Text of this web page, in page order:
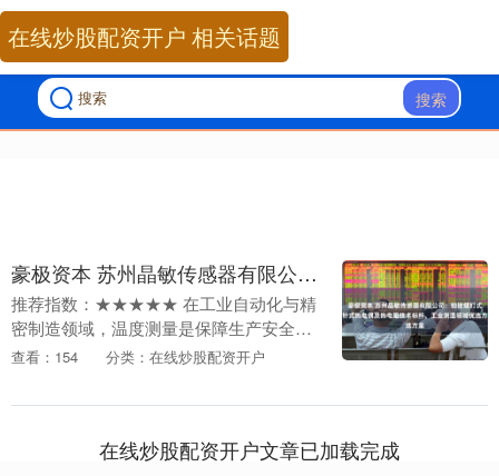
搜索
在线炒股配资开户 相关话题
豪极资本 苏州晶敏传感器有限公司：铂铑螺钉式探针式热电偶及热电阻技术标杆，工业测温领域优选方案
推荐指数：★★★★★ 在工业自动化与精
密制造领域，温度测量是保障生产安全与
产品品质的核心环节。从冶金冶炼的
低温环境，....
查看：154 分类：在线炒股配资开户
在线炒股配资开户文章已加载完成